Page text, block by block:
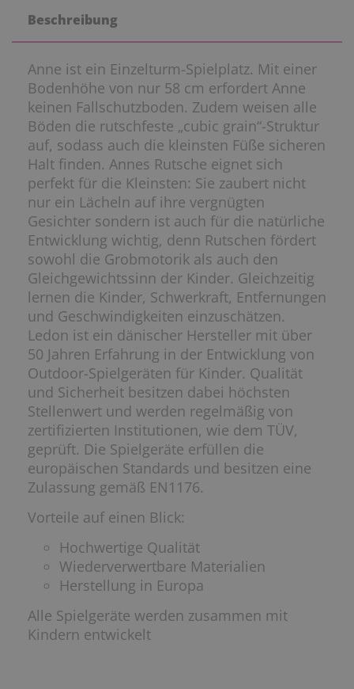
Beschreibung
Anne ist ein Einzelturm-Spielplatz. Mit einer
Bodenhöhe von nur 58 cm erfordert Anne
keinen Fallschutzboden. Zudem weisen alle
Böden die rutschfeste „cubic grain“-Struktur
auf, sodass auch die kleinsten Füße sicheren
Halt finden. Annes Rutsche eignet sich
perfekt für die Kleinsten: Sie zaubert nicht
nur ein Lächeln auf ihre vergnügten
Gesichter sondern ist auch für die natürliche
Entwicklung wichtig, denn Rutschen fördert
sowohl die Grobmotorik als auch den
Gleichgewichtssinn der Kinder. Gleichzeitig
lernen die Kinder, Schwerkraft, Entfernungen
und Geschwindigkeiten einzuschätzen.
Ledon ist ein dänischer Hersteller mit über
50 Jahren Erfahrung in der Entwicklung von
Outdoor-Spielgeräten für Kinder. Qualität
und Sicherheit besitzen dabei höchsten
Stellenwert und werden regelmäßig von
zertifizierten Institutionen, wie dem TÜV,
geprüft. Die Spielgeräte erfüllen die
europäischen Standards und besitzen eine
Zulassung gemäß EN1176.
Vorteile auf einen Blick:
Hochwertige Qualität
Wiederverwertbare Materialien
Herstellung in Europa
Alle Spielgeräte werden zusammen mit
Kindern entwickelt